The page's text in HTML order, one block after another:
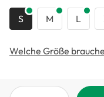
S M L
Welche Größe